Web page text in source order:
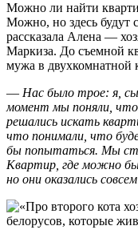
Можно ли найти
Можно, но здесь
рассказала Алена —
Маркиза. До съемной
мужа в двухкомнатной
— Нас было трое: я,
момент мы поняли,
решались искать
что понимали, что
бы попытаться. Мы
Квартир, где можно
но они оказались